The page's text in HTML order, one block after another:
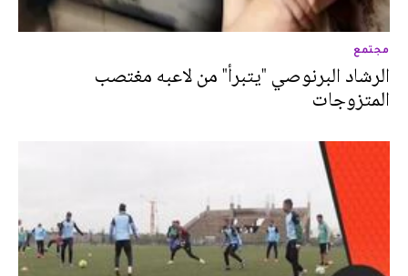
مجتمع
الرشاد البرنوصي "يتبرأ" من لاعبه مغتصب